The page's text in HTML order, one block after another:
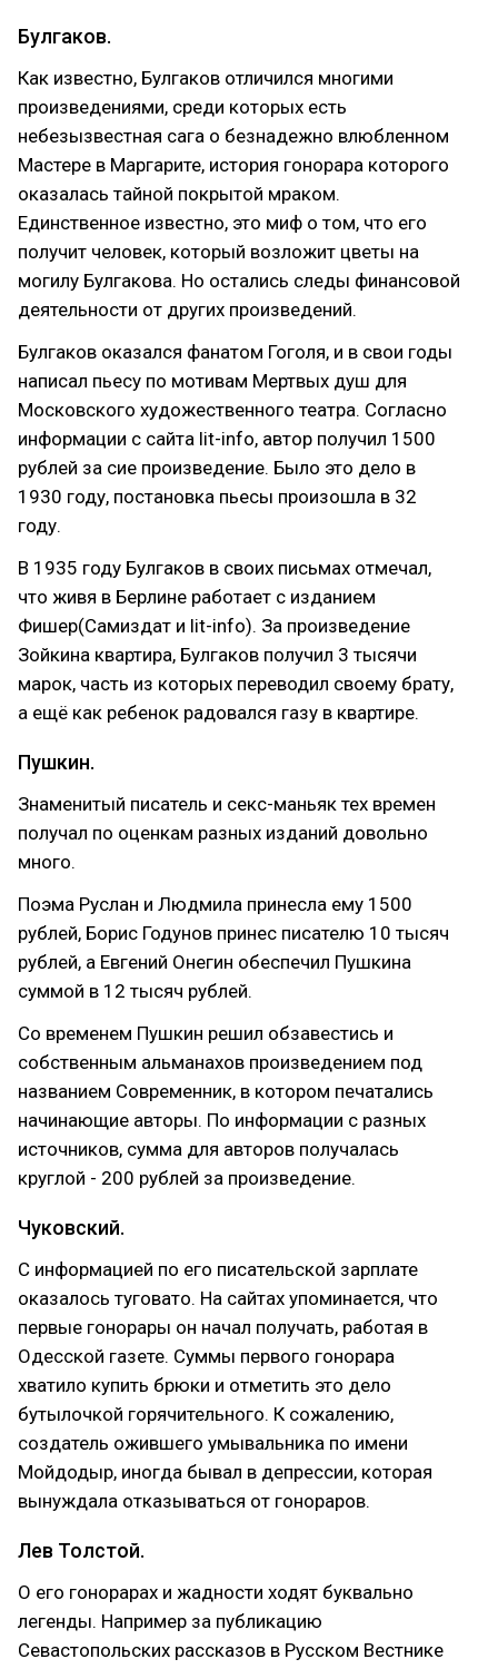
Булгаков.
Как известно, Булгаков отличился многими
произведениями, среди которых есть
небезызвестная сага о безнадежно влюбленном
Мастере в Маргарите, история гонорара которого
оказалась тайной покрытой мраком.
Единственное известно, это миф о том, что его
получит человек, который возложит цветы на
могилу Булгакова. Но остались следы финансовой
деятельности от других произведений.
Булгаков оказался фанатом Гоголя, и в свои годы
написал пьесу по мотивам Мертвых душ для
Московского художественного театра. Согласно
информации с сайта lit-info, автор получил 1500
рублей за сие произведение. Было это дело в
1930 году, постановка пьесы произошла в 32
году.
В 1935 году Булгаков в своих письмах отмечал,
что живя в Берлине работает с изданием
Фишер(Самиздат и lit-info). За произведение
Зойкина квартира, Булгаков получил 3 тысячи
марок, часть из которых переводил своему брату,
а ещё как ребенок радовался газу в квартире.
Пушкин.
Знаменитый писатель и секс-маньяк тех времен
получал по оценкам разных изданий довольно
много.
Поэма Руслан и Людмила принесла ему 1500
рублей, Борис Годунов принес писателю 10 тысяч
рублей, а Евгений Онегин обеспечил Пушкина
суммой в 12 тысяч рублей.
Со временем Пушкин решил обзавестись и
собственным альманахов произведением под
названием Современник, в котором печатались
начинающие авторы. По информации с разных
источников, сумма для авторов получалась
круглой - 200 рублей за произведение.
Чуковский.
С информацией по его писательской зарплате
оказалось туговато. На сайтах упоминается, что
первые гонорары он начал получать, работая в
Одесской газете. Суммы первого гонорара
хватило купить брюки и отметить это дело
бутылочкой горячительного. К сожалению,
создатель ожившего умывальника по имени
Мойдодыр, иногда бывал в депрессии, которая
вынуждала отказываться от гонораров.
Лев Толстой.
О его гонорарах и жадности ходят буквально
легенды. Например за публикацию
Севастопольских рассказов в Русском Вестнике